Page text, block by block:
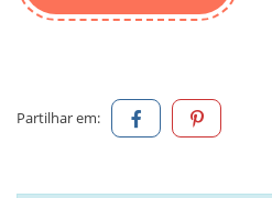
Partilhar em: